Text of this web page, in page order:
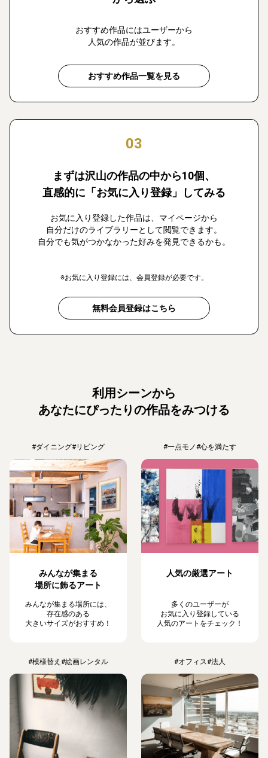
おすすめ作品にはユーザーから
人気の作品が並びます。
おすすめ作品一覧を見る
03
まずは沢山の作品の中から10個、
直感的に「お気に入り登録」してみる
お気に入り登録した作品は、マイページから
自分だけのライブラリーとして閲覧できます。
自分でも気がつかなかった好みを発見できるかも。
※お気に入り登録には、会員登録が必要です。
無料会員登録はこちら
利用シーンから
あなたにぴったりの作品をみつける
#ダイニング#リビング
みんなが集まる
場所に飾るアート
みんなが集まる場所には、
存在感のある
大きいサイズがおすすめ！
#一点モノ#心を満たす
人気の厳選アート
多くのユーザーが
お気に入り登録している
人気のアートをチェック！
#模様替え #絵画レンタル #オフィス#法人